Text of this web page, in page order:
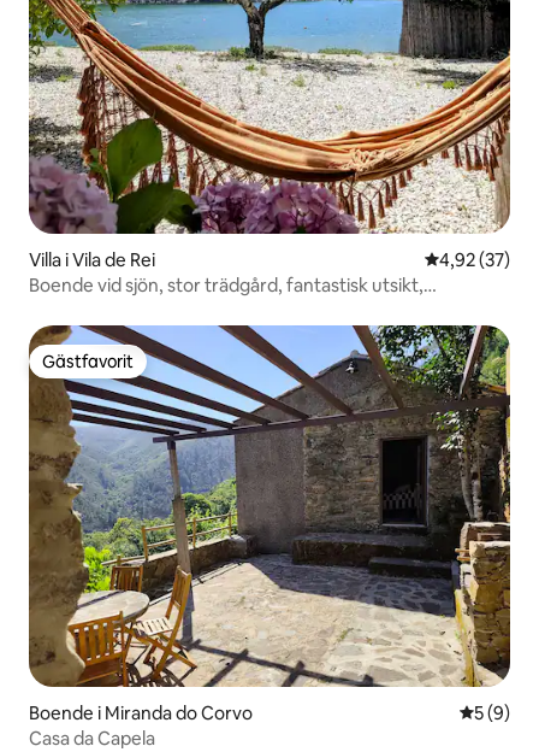
Villa i Vila de Rei 4,92 av 5 i
4,92 (37)
Boende vid sjön, stor trädgård, fantastisk utsikt,
Gästfavorit
Gästfavorit
Boende i Miranda do Corvo 5 av 5 i
5 (9)
Casa da Capela